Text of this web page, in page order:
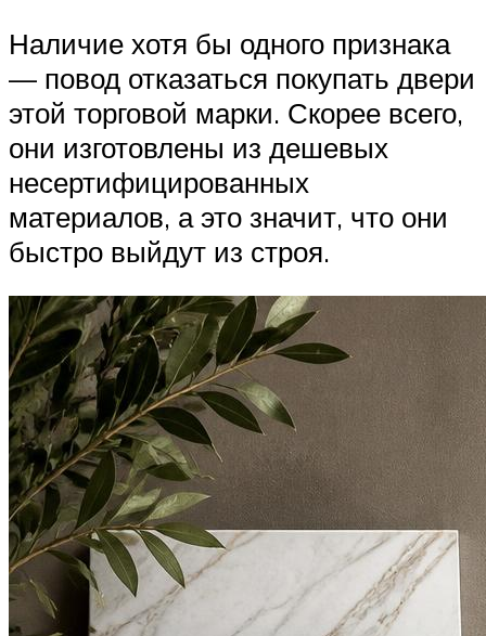
Наличие хотя бы одного признака
— повод отказаться покупать двери
этой торговой марки. Скорее всего,
они изготовлены из дешевых
несертифицированных
материалов, а это значит, что они
быстро выйдут из строя.